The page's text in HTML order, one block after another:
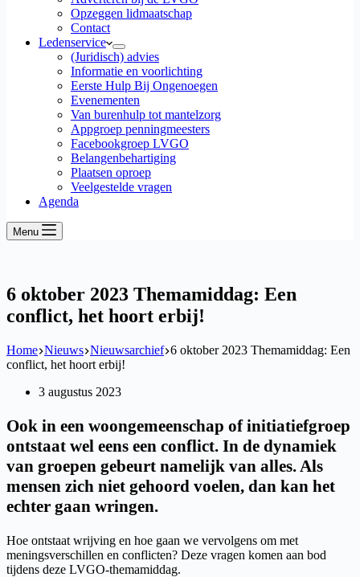
Opzeggen lidmaatschap
Contact
Ledenservice
(Juridisch) advies
Informatie en voorlichting
Eerste Hulp Bij Ongenoegen
Evenementen
Van burenhulp tot mantelzorg
Appgroep penningmeesters
Facebookgroep LVGO
Belangenbehartiging
Plaatsen oproep
Veelgestelde vragen
Agenda
Menu
6 oktober 2023 Themamiddag: Een
conflict, het hoort erbij!
Home Nieuws Nieuwsarchief 6 oktober 2023 Themamiddag: Een
conflict, het hoort erbij!
3 augustus 2023
Ook in een woongemeenschap of initiatiefgroep
ontstaat wel eens een conflict. In de dynamiek
van groepen gebeurt namelijk van alles. Als
mensen zich niet gehoord voelen, dan kan het
echter gaan wringen.
Hoe ontstaat wrijving en hoe gaan we vervolgens om met
meningsverschillen en conflicten? Deze vragen komen aan bod
tijdens deze LVGO-themamiddag.